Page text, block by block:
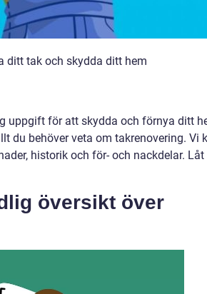
ditt tak och skydda ditt hem
uppgift för att skydda och förnya ditt
du behöver veta om takrenovering. Vi
historik och för- och nackdelar.
översikt över